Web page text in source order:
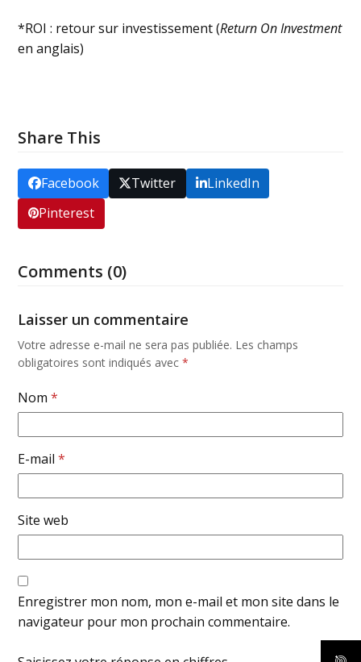
*ROI : retour sur investissement (Return On Investment
en anglais)
Share This
Facebook Twitter
LinkedIn
Pinterest
Comments (0)
Laisser un commentaire
Votre adresse e-mail ne sera pas publiée. Les champs
obligatoires sont indiqués avec*
Nom*
E-mail*
Site web
Enregistrer mon nom, mon e-mail et mon site dans le
navigateur pour mon prochain commentaire.